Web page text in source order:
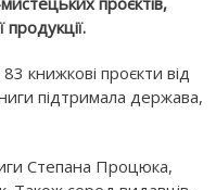
книжкові проєкти від
підтримала держава,
Степана Процюка,